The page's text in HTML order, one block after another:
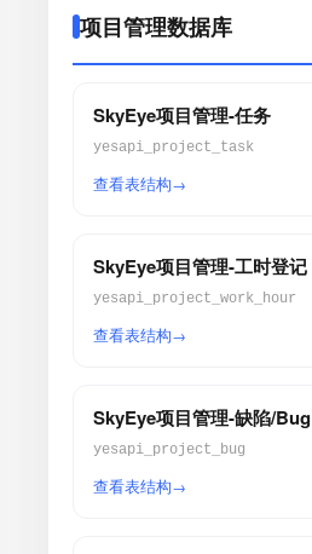
项目管理数据库
SkyEye项目管理-任务
yesapi_project_task
查看表结构
SkyEye项目管理-工时登记
yesapi_project_work_hour
查看表结构
SkyEye项目管理-缺陷/Bug
yesapi_project_bug
查看表结构